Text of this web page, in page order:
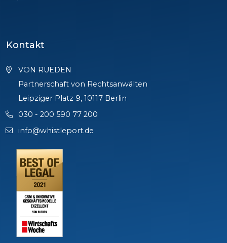
Kontakt
VON RUEDEN
Partnerschaft von Rechtsanwälten
Leipziger Platz 9, 10117 Berlin
030 - 200 590 77 200
info@whistleport.de